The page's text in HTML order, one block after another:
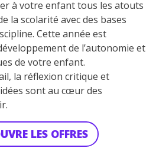
à votre enfant tous les atouts
la scolarité avec des bases
Cette année est
de l’autonomie et
de votre enfant.
la réflexion critique et
sont au cœur des
LES OFFRES